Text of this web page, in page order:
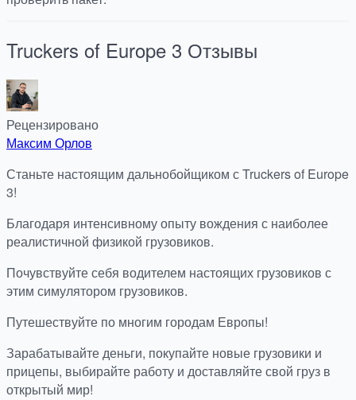
Truckers of Europe 3 Отзывы
Рецензировано
Максим Орлов
Станьте настоящим дальнобойщиком с Truckers of Europe
3!
Благодаря интенсивному опыту вождения с наиболее
реалистичной физикой грузовиков.
Почувствуйте себя водителем настоящих грузовиков с
этим симулятором грузовиков.
Путешествуйте по многим городам Европы!
Зарабатывайте деньги, покупайте новые грузовики и
прицепы, выбирайте работу и доставляйте свой груз в
открытый мир!